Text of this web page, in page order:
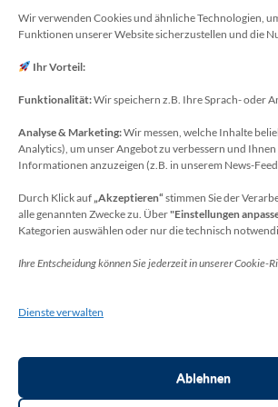
Wir verwenden Cookies und ähnliche Technologien,
Funktionen unserer Website sicherzustellen und die
Ihr Vorteil:
Funktionalität:Wir speichern z.B. Ihre Sprach- oder
Analyse & Marketing:Wir messen, welche Inhalte
Analytics), um unser Angebot zu verbessern und
Informationen anzuzeigen (z.B. in unserem News-
Durch Klick auf „Akzeptieren“ stimmen Sie der
alle genannten Zwecke zu. Über"Einstellungen
Kategorien auswählen oder nur die technisch
Ihre Entscheidung können Sie jederzeit in unserer Cookie-
Dienste verwalten
Ablehnen
E-Mail: webmaster[at]meckenheim-
MINT-Blog: Herr Christoph Köchling
E-Mail: koechling[at]meckenheim-
Datenschutzbeauftragter
Sie erreichen unseren
unter:
Wolfgang Dax-Rommswinkel
Kaiser-Wilhelm-Platz 1
Deutschland
E-Mail: datenschutz-